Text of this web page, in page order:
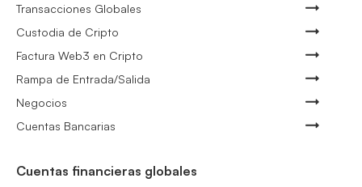
Transacciones Globales
Custodia de Cripto
Factura Web3 en Cripto
Rampa de Entrada/Salida
Negocios
Cuentas Bancarias
Cuentas financieras globales